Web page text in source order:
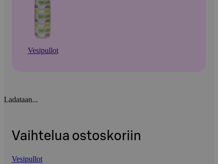
Vesipullot
Ladataan...
Vaihtelua ostoskoriin
Vesipullot